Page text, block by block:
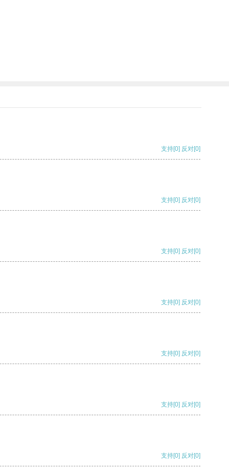
支持[0] 反对[0]
支持[0] 反对[0]
支持[0] 反对[0]
支持[0] 反对[0]
支持[0] 反对[0]
支持[0] 反对[0]
支持[0] 反对[0]